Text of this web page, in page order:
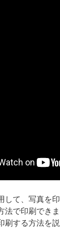
して、写真を
法で印刷でき
刷する方法を説